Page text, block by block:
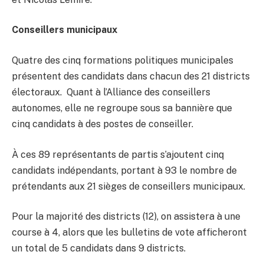
Conseillers municipaux
Quatre des cinq formations politiques municipales
présentent des candidats dans chacun des 21 districts
électoraux. Quant à l’Alliance des conseillers
autonomes, elle ne regroupe sous sa bannière que
cinq candidats à des postes de conseiller.
À ces 89 représentants de partis s’ajoutent cinq
candidats indépendants, portant à 93 le nombre de
prétendants aux 21 sièges de conseillers municipaux.
Pour la majorité des districts (12), on assistera à une
course à 4, alors que les bulletins de vote afficheront
un total de 5 candidats dans 9 districts.